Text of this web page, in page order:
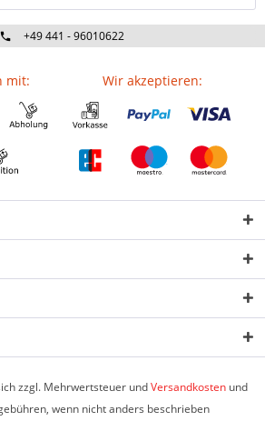
+49 441 - 96010622
mit: Wir akzeptieren:
zzgl. Mehrwertsteuer undVersandkostenund
wenn nicht anders beschrieben